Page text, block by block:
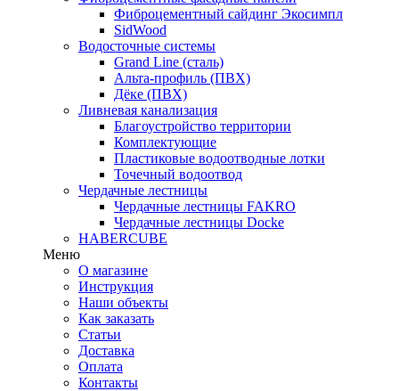
Фиброцементный сайдинг Экосимпл
SidWood
Водосточные системы
Grand Line (сталь)
Альта-профиль (ПВХ)
Дёке (ПВХ)
Ливневая канализация
Благоустройство территории
Комплектующие
Пластиковые водоотводные лотки
Точечный водоотвод
Чердачные лестницы
Чердачные лестницы FAKRO
Чердачные лестницы Docke
HABERCUBE
Меню
О магазине
Инструкция
Наши объекты
Как заказать
Статьи
Доставка
Оплата
Контакты